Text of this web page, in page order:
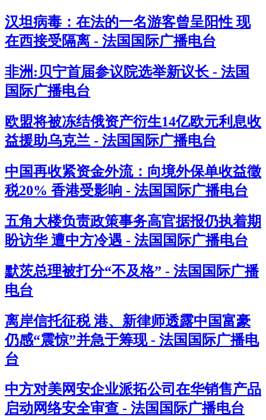
汉坦病毒：在法的一名游客曾呈阳性 现
在西接受隔离 - 法国国际广播电台
非洲:贝宁首届参议院选举新议长 - 法国
国际广播电台
欧盟将被冻结俄资产衍生14亿欧元利息收
益援助乌克兰 - 法国国际广播电台
中国再收紧资金外流：向境外保单收益徵
税20% 香港受影响 - 法国国际广播电台
五角大楼负责政策事务高官据报仍执着期
盼访华 遭中方冷遇 - 法国国际广播电台
默茨总理被打分“不及格” - 法国国际广播
电台
离岸信托征税 港、新律师透露中国富豪
仍感“震惊”并急于筹现 - 法国国际广播电
台
中方对美网安企业派拓公司在华销售产品
启动网络安全审查 - 法国国际广播电台